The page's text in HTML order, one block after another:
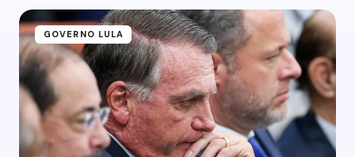
GOVERNO LULA